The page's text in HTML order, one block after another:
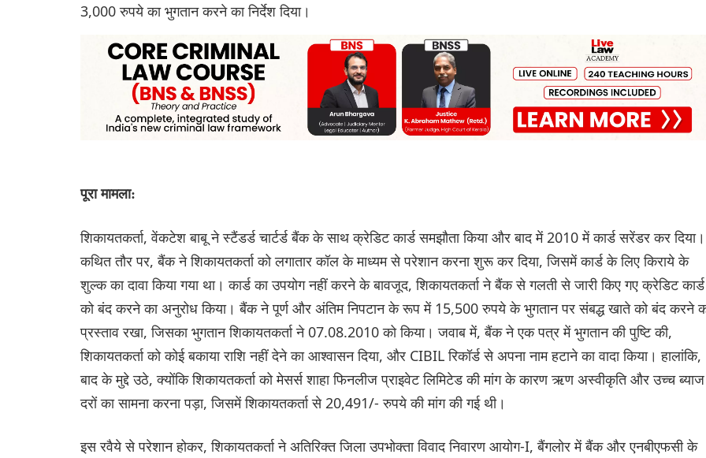
3,000 रुपये का भुगतान करने का निर्देश दिया।
पूरा मामला:
शिकायतकर्ता, वेंकटेश बाबू ने स्टैंडर्ड चार्टर्ड बैंक के साथ क्रेडिट कार्ड समझौता किया और बाद में 2010 में कार्ड सरेंडर कर दिया।
कथित तौर पर, बैंक ने शिकायतकर्ता को लगातार कॉल के माध्यम से परेशान करना शुरू कर दिया, जिसमें कार्ड के लिए किराये के
शुल्क का दावा किया गया था। कार्ड का उपयोग नहीं करने के बावजूद, शिकायतकर्ता ने बैंक से गलती से जारी किए गए क्रेडिट कार्ड
को बंद करने का अनुरोध किया। बैंक ने पूर्ण और अंतिम निपटान के रूप में 15,500 रुपये के भुगतान पर संबद्ध खाते को बंद करने
प्रस्ताव रखा, जिसका भुगतान शिकायतकर्ता ने 07.08.2010 को किया। जवाब में, बैंक ने एक पत्र में भुगतान की पुष्टि की,
शिकायतकर्ता को कोई बकाया राशि नहीं देने का आश्वासन दिया, और CIBIL रिकॉर्ड से अपना नाम हटाने का वादा किया। हालांकि,
बाद के मुद्दे उठे, क्योंकि शिकायतकर्ता को मेसर्स शाहा फिनलीज प्राइवेट लिमिटेड की मांग के कारण ऋण अस्वीकृति और उच्च ब्याज
दरों का सामना करना पड़ा, जिसमें शिकायतकर्ता से 20,491/- रुपये की मांग की गई थी।
इस रवैये से परेशान होकर, शिकायतकर्ता ने अतिरिक्त जिला उपभोक्ता विवाद निवारण आयोग-I, बैंगलोर में बैंक और एनबीएफसी के